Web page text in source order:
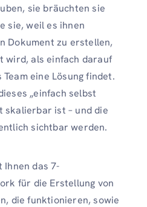
sie bräuchten sie
sie, weil es ihnen
Dokument zu erstellen,
wird, als einfach darauf
eine Lösung findet.
„einfach selbst
skalierbar ist – und die
sichtbar werden.
das 7-
für die Erstellung von
die funktionieren, sowie